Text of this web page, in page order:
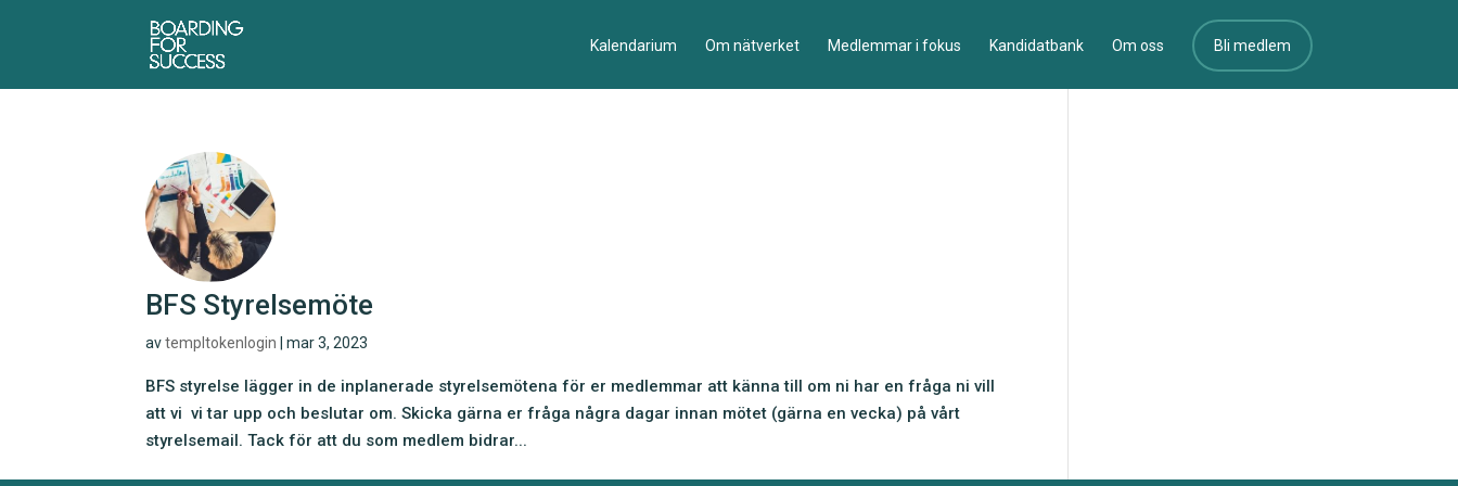
Kalendarium Om nätverket Medlemmar i fokus Kandidatbank Om oss Bli medlem
BFS Styrelsemöte
avtempltokenlogin |mar 3, 2023
BFS styrelse lägger in de inplanerade styrelsemötena för er medlemmar att känna till om ni har en fråga ni vill
att vi vi tar upp och beslutar om. Skicka gärna er fråga några dagar innan mötet (gärna en vecka) på vårt
styrelsemail. Tack för att du som medlem bidrar...